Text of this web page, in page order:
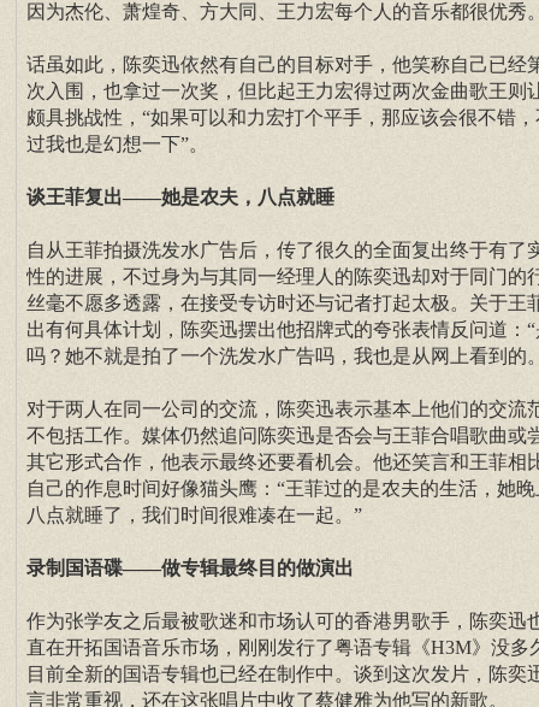
因为杰伦、萧煌奇、方大同、王力宏每个人的音乐都很优秀
话虽如此，陈奕迅依然有自己的目标对手，他笑称自己已经
次入围，也拿过一次奖，但比起王力宏得过两次金曲歌王则
颇具挑战性，“如果可以和力宏打个平手，那应该会很不错，
过我也是幻想一下”。
谈王菲复出——她是农夫，八点就睡
自从王菲拍摄洗发水广告后，传了很久的全面复出终于有了
性的进展，不过身为与其同一经理人的陈奕迅却对于同门的
丝毫不愿多透露，在接受专访时还与记者打起太极。关于王
出有何具体计划，陈奕迅摆出他招牌式的夸张表情反问道：“
吗？她不就是拍了一个洗发水广告吗，我也是从网上看到的
对于两人在同一公司的交流，陈奕迅表示基本上他们的交流
不包括工作。媒体仍然追问陈奕迅是否会与王菲合唱歌曲或
其它形式合作，他表示最终还要看机会。他还笑言和王菲相
自己的作息时间好像猫头鹰：“王菲过的是农夫的生活，她晚
八点就睡了，我们时间很难凑在一起。”
录制国语碟——做专辑最终目的做演出
作为张学友之后最被歌迷和市场认可的香港男歌手，陈奕迅
直在开拓国语音乐市场，刚刚发行了粤语专辑《H3M》没多
目前全新的国语专辑也已经在制作中。谈到这次发片，陈奕
言非常重视，还在这张唱片中收了蔡健雅为他写的新歌。